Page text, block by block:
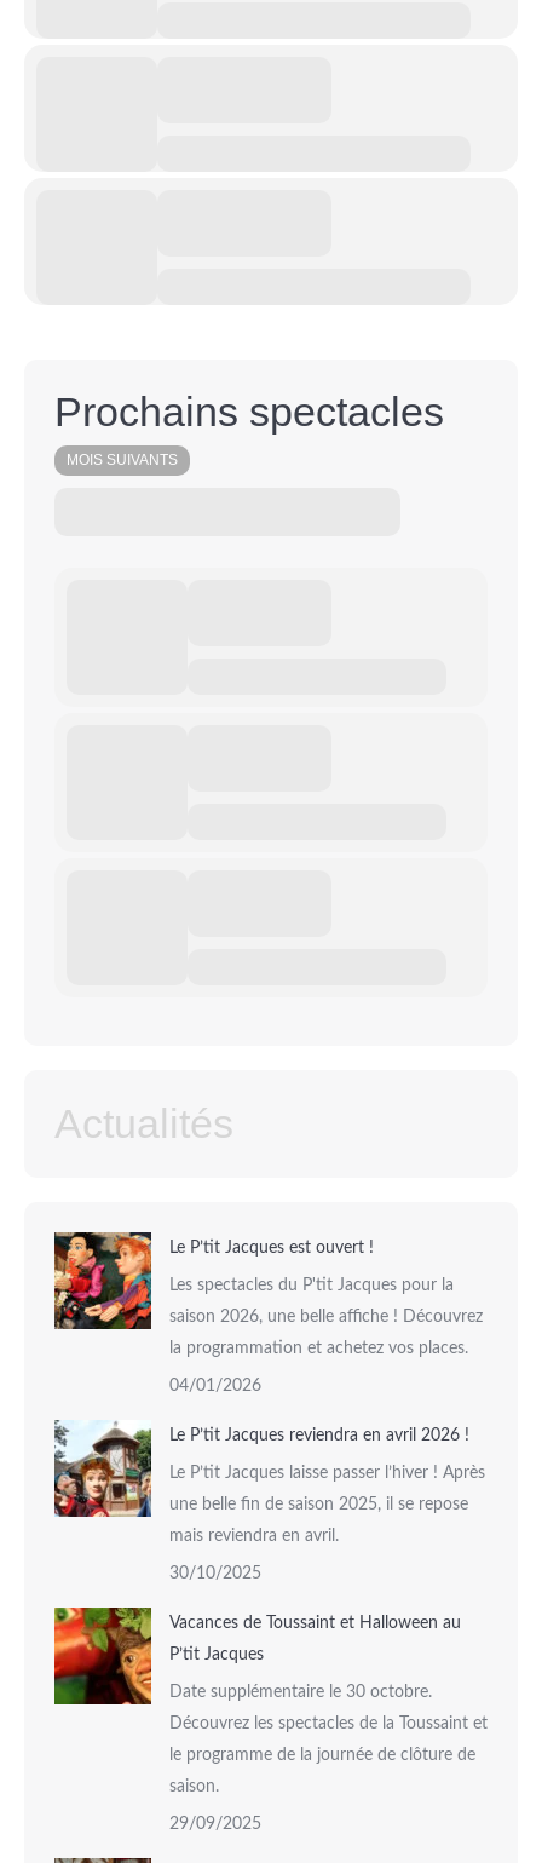
Prochains spectacles
MOIS SUIVANTS
Actualités
Le P’tit Jacques est ouvert !
Les spectacles du P'tit Jacques pour la
saison 2026, une belle affiche ! Découvrez
la programmation et achetez vos places.
04/01/2026
Le P’tit Jacques reviendra en avril 2026 !
Le P’tit Jacques laisse passer l’hiver ! Après
une belle fin de saison 2025, il se repose
mais reviendra en avril.
30/10/2025
Vacances de Toussaint et Halloween au
P’tit Jacques
Date supplémentaire le 30 octobre.
Découvrez les spectacles de la Toussaint et
le programme de la journée de clôture de
saison.
29/09/2025